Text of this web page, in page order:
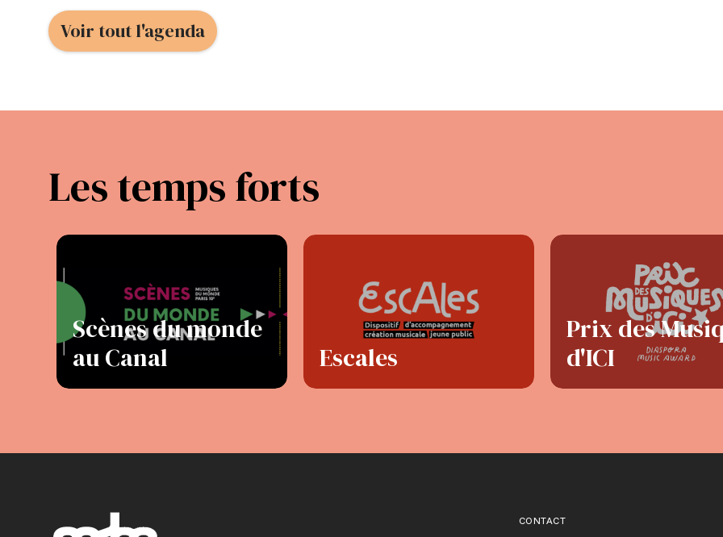
Voir tout l'agenda
Les temps forts
Scènes du monde
au Canal
Escales
Prix des
d'ICI
CONTACT